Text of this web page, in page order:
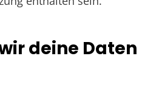
deine Daten